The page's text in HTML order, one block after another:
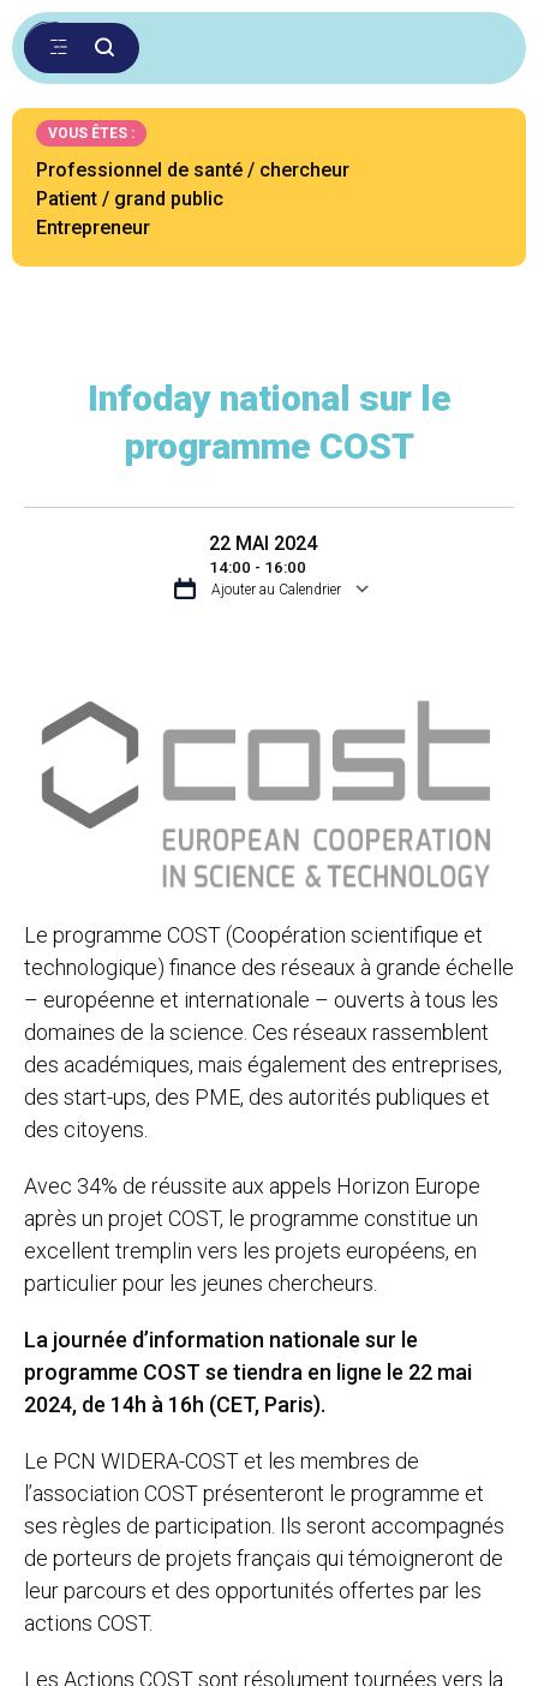
VOUS ÊTES :
Professionnel de santé / chercheur
Patient / grand public
Entrepreneur
Infoday national sur le
programme COST
22 MAI 2024
14:00 - 16:00
Ajouter au Calendrier
Le programme COST (Coopération scientifique et
technologique) finance des réseaux à grande échelle
– européenne et internationale – ouverts à tous les
domaines de la science. Ces réseaux rassemblent
des académiques, mais également des entreprises,
des start-ups, des PME, des autorités publiques et
des citoyens.
Avec 34% de réussite aux appels Horizon Europe
après un projet COST, le programme constitue un
excellent tremplin vers les projets européens, en
particulier pour les jeunes chercheurs.
La journée d’information nationale sur le
programme COST se tiendra en ligne le 22 mai
2024, de 14h à 16h (CET, Paris).
Le PCN WIDERA-COST et les membres de
l’association COST présenteront le programme et
ses règles de participation. Ils seront accompagnés
de porteurs de projets français qui témoigneront de
leur parcours et des opportunités offertes par les
actions COST.
Les Actions COST sont résolument tournées vers la